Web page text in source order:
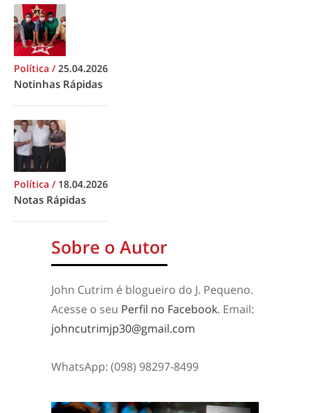
Política /25.04.2026
Notinhas Rápidas
Política / 18.04.2026
Notas Rápidas
Sobre o Autor
John Cutrim é blogueiro do J. Pequeno.
Acesse o seu Perfil no Facebook. Email:
johncutrimjp30@gmail.com
WhatsApp: (098) 98297-8499